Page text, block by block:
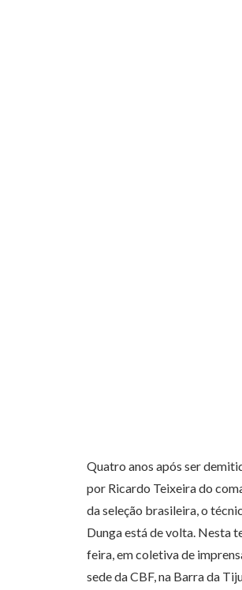
Quatro anos após ser
por Ricardo Teixeira do
da seleção brasileira, o
Dunga está de volta. Nesta
feira, em coletiva de
sede da CBF, na Barra da